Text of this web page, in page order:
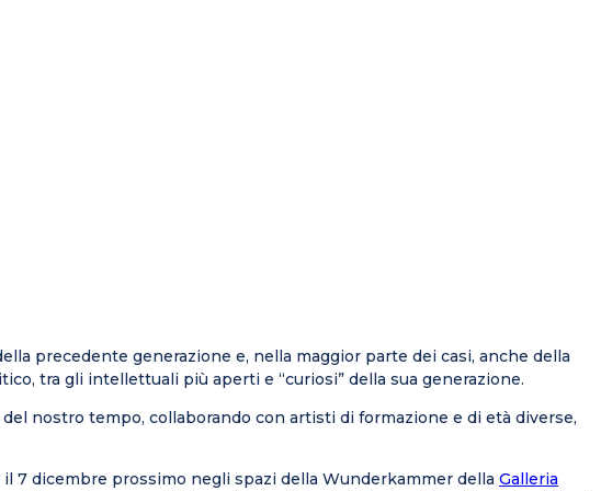
precedente generazione e, nella maggior parte dei casi, anche della
tra gli intellettuali più aperti e “curiosi” della sua generazione.
nostro tempo, collaborando con artisti di formazione e di età diverse,
il 7 dicembre prossimo negli spazi della Wunderkammer della Galleria